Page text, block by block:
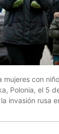
mujeres con
Polonia, el 5
invasión rusa